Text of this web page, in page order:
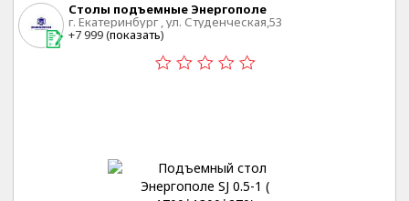
Столы подъемные Энергополе
г. Екатеринбург , ул. Студенческая,53
+7 999 (показать)